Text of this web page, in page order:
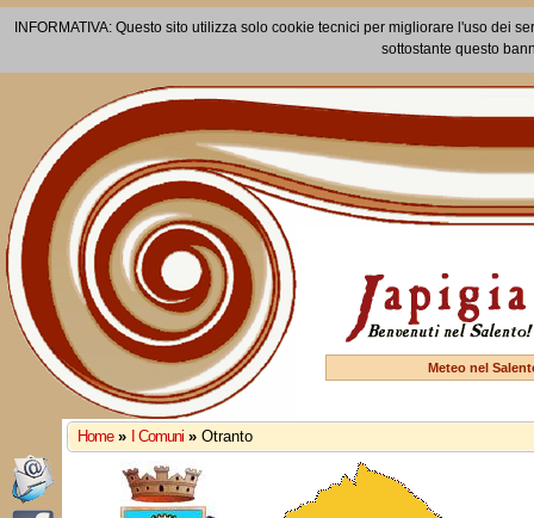
INFORMATIVA: Questo sito utilizza solo cookie tecnici per migliorare l'uso dei
sottostante questo
Meteo nel
Home » I Comuni » Otranto